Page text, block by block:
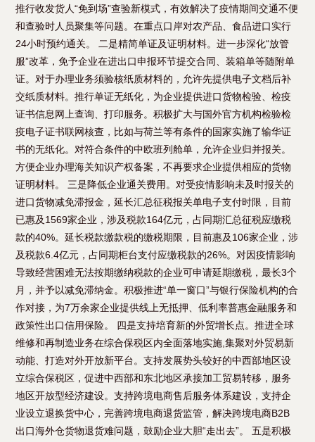
推行收发货人“免到场”查验新模式，有效解决了疫情期间交通不便
和查验时人员聚集等问题。在重点口岸对农产品、食品进口实行
24小时预约通关。 二是精简单证及证明材料。进一步深化“放管
服”改革，免予企业在进出口申报环节提交合同、装箱单等随附单
证。对于办理业务须验核纸质材料的，允许先提供电子文档后补
交纸质材料。推行单证无纸化，为企业提供进口货物检验、检疫
证书信息网上查询、打印服务。积极扩大与国外官方机构检验检
疫电子证书联网核查，比如与荷兰等有条件的国家实施了输华证
书的无纸化。对符合条件的中欧班列舱单，允许企业归并报关。
方便企业办理海关知识产权备案，不再要求企业提供相应的货物
证明材料。 三是降低企业通关费用。对受疫情影响未及时报关的
进口货物减免滞报金，延长汇总征税报关单电子支付时限，目前
已惠及1569家企业，涉及税款164亿元，占同期汇总征税应缴税
款的40%。延长税款缴款税的缴税期限，目前惠及106家企业，涉
及税款6.4亿元，占同期柜台支付应缴税款的26%。对因疫情影响
导致经营困难无法按期缴纳税款的企业可申请延期缴税，最长3个
月，并予以减免滞纳金。积极推进“单一窗口”与银行保险机构的合
作对接，为7万余家企业提供线上无抵押、低利率普惠金融服务和
政策性出口信用保险。 四是支持培育新的外贸增长点。推进全球
维修和再制造业务在综合保税区内全面落地实施,集聚对外贸易新
动能、打造对外开放新平台。支持发展势头较好的中西部地区设
立综合保税区，促进中西部和东北地区承接加工贸易转移，服务
地区开放型经济建设。支持跨境电商售后服务体系建设，支持企
业设立退换货中心，完善跨境电商退货监管，解决跨境电商B2B
出口海外仓货物退货难问题，鼓励企业大胆“走出去”。 五是积极